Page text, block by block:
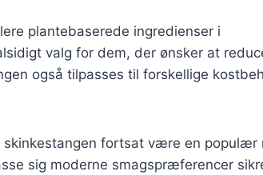
plantebaserede ingredienser i
valg for dem, der ønsker at
også tilpasses til forskellige
fortsat være en populær
sig moderne smagspræferencer